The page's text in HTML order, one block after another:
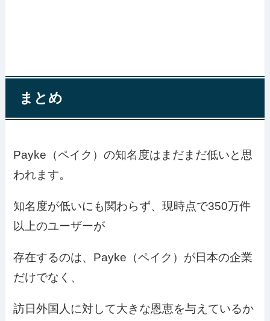
まとめ
Payke（ペイク）の知名度はまだまだ低いと思
われます。
知名度が低いにも関わらず、現時点で350万件
以上のユーザーが
存在するのは、Payke（ペイク）が日本の企業
だけでなく、
訪日外国人に対して大きな恩恵を与えているか